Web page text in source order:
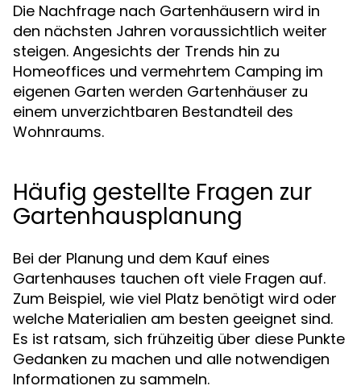
Die Nachfrage nach Gartenhäusern wird in
den nächsten Jahren voraussichtlich weiter
steigen. Angesichts der Trends hin zu
Homeoffices und vermehrtem Camping im
eigenen Garten werden Gartenhäuser zu
einem unverzichtbaren Bestandteil des
Wohnraums.
Häufig gestellte Fragen zur
Gartenhausplanung
Bei der Planung und dem Kauf eines
Gartenhauses tauchen oft viele Fragen auf.
Zum Beispiel, wie viel Platz benötigt wird oder
welche Materialien am besten geeignet sind.
Es ist ratsam, sich frühzeitig über diese Punkte
Gedanken zu machen und alle notwendigen
Informationen zu sammeln.